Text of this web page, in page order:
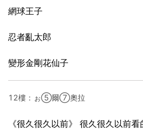
網球王子
忍者亂太郎
變形金剛花仙子
12樓：ぉ⑤爾⑦奧拉
《很久很久以前》 很久很久以前看